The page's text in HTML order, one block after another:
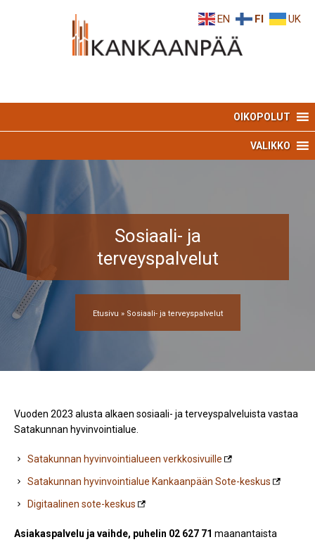
OIKOPOLUT
VALIKKO
Sosiaali- ja
terveyspalvelut
Etusivu » Sosiaali- ja terveyspalvelut
Vuoden 2023 alusta alkaen sosiaali- ja terveyspalveluista vastaa
Satakunnan hyvinvointialue.
Satakunnan hyvinvointialueen verkkosivuille
Satakunnan hyvinvointialue Kankaanpään Sote-keskus
Digitaalinen sote-keskus
Asiakaspalvelu ja vaihde, puhelin 02 627 71 maanantaista
EN FI UK